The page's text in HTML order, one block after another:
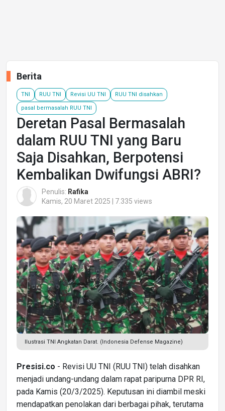
Berita
TNI RUU TNI Revisi UU TNI RUU TNI disahkan
pasal bermasalah RUU TNI
Deretan Pasal Bermasalah
dalam RUU TNI yang Baru
Saja Disahkan, Berpotensi
Kembalikan Dwifungsi ABRI?
Penulis: Rafika
Kamis, 20 Maret 2025 | 7.335 views
Ilustrasi TNI Angkatan Darat. (Indonesia Defense Magazine)
Presisi.co - Revisi UU TNI (RUU TNI) telah disahkan
menjadi undang-undang dalam rapat paripurna DPR RI,
pada Kamis (20/3/2025). Keputusan ini diambil meski
mendapatkan penolakan dari berbagai pihak, terutama